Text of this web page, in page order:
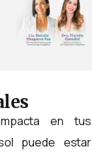
en tus
puede estar